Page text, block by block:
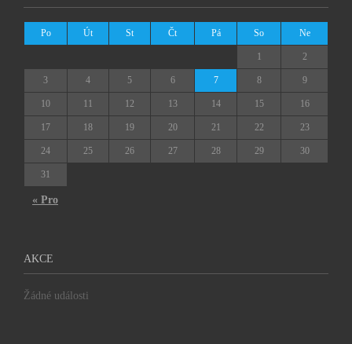
Po Út St Čt Pá So Ne
« Pro
1 2
3 4 5 6 7 8 9
10 11 12 13 14 15 16
17 18 19 20 21 22 23
24 25 26 27 28 29 30
31
AKCE
Žádné události